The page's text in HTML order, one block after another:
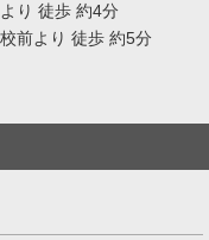
り 徒歩 約4分
前より 徒歩 約5分